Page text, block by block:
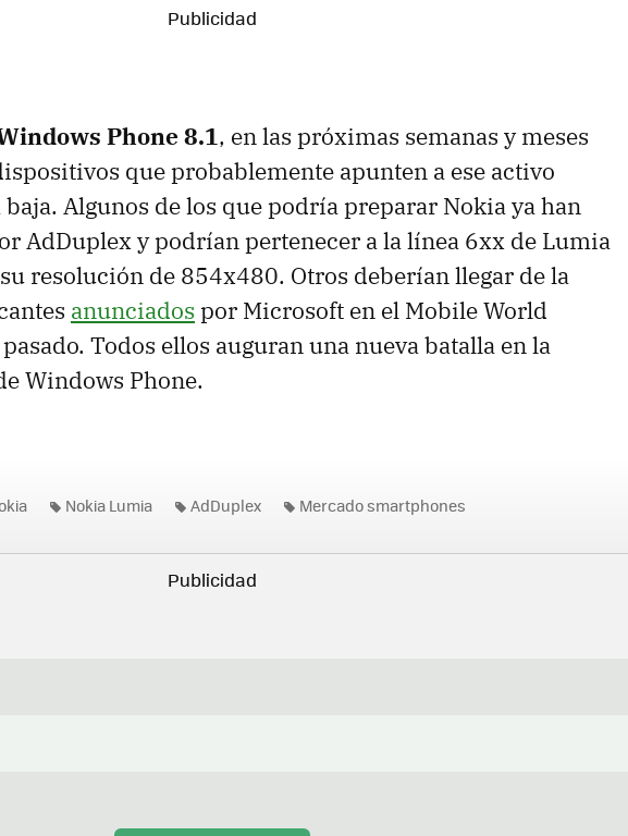
Phone 8.1, en las próximas semanas y meses
que probablemente apunten a ese activo
Algunos de los que podría preparar Nokia ya han
AdDuplex y podrían pertenecer a la línea 6xx de Lumia
resolución de 854x480. Otros deberían llegar de la
anunciados por Microsoft en el Mobile World
Todos ellos auguran una nueva batalla en la
Windows Phone.
Nokia Lumia AdDuplex Mercado smartphones